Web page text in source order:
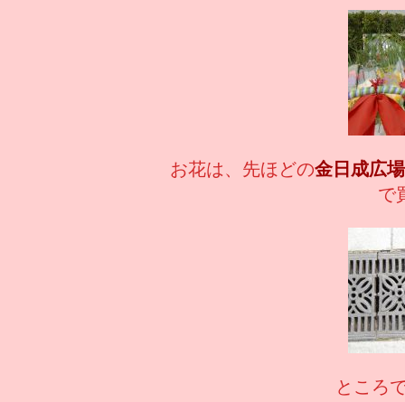
お花は、先ほどの金日成広場
で
ところ